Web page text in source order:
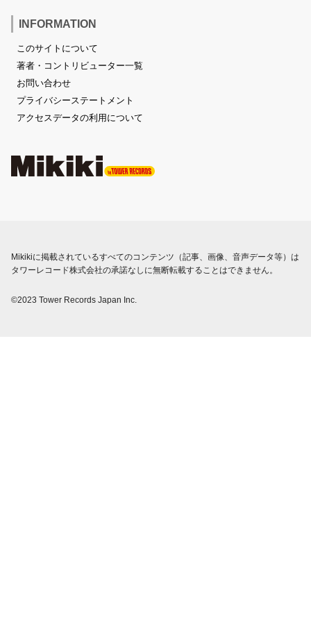
INFORMATION
このサイトについて
著者・コントリビューター一覧
お問い合わせ
プライバシーステートメント
アクセスデータの利用について
Mikikiに掲載されているすべてのコンテンツ（記事、画像、音声データ等）は
タワーレコード株式会社の承諾なしに無断転載することはできません。
©2023 Tower Records Japan Inc.